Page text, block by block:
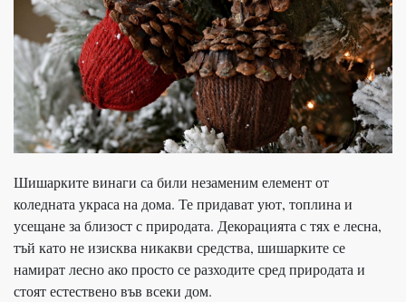
Шишарките винаги са били незаменим елемент от
коледната украса на дома. Те придават уют, топлина и
усещане за близост с природата. Декорацията с тях е лесна,
тъй като не изисква никакви средства, шишарките се
намират лесно ако просто се разходите сред природата и
стоят естествено във всеки дом.